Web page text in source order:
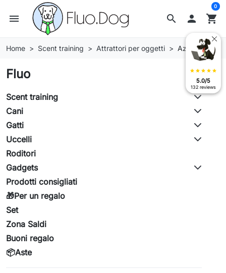
search
menu  shopping_cart
0
Home Scent training Attrattori per oggetti Azienda
Fluo
Scent training
Cani
Gatti
Uccelli
Roditori
Gadgets
Prodotti consigliati
🎁Per un regalo
Set
Zona Saldi
Buoni regalo
📦Aste
star star star star star
5.0/5
132 reviews